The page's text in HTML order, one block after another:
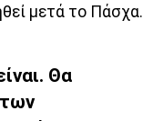
μετά το Πάσχα.
Θα